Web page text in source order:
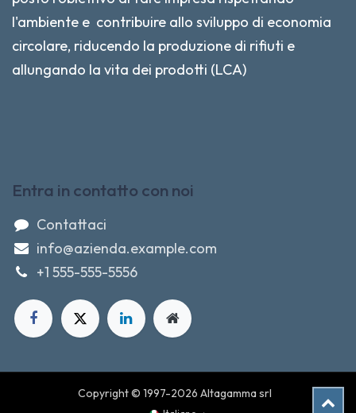
l'ambiente e contribuire allo sviluppo di economia
circolare, riducendo la produzione di rifiuti e
allungando la vita dei prodotti (LCA)
Entra in contatto con noi
Contattaci
info@azienda.example.com
+1 555-555-5556
Copyright © 1997-2026 Altagamma srl